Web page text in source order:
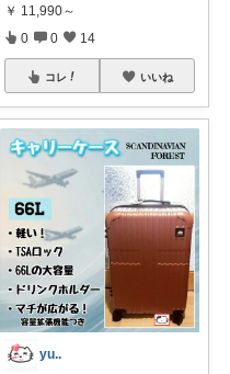
￥ 11,990～
0 0 14
コレ いいね
yu..